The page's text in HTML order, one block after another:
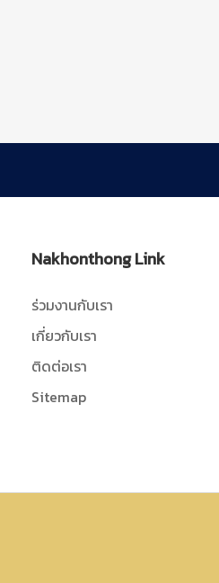
Nakhonthong Link
ร่วมงานกับเรา
เกี่ยวกับเรา
ติดต่อเรา
Sitemap